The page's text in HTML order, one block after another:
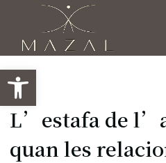
Obre la barra
L’estafa de
quan les